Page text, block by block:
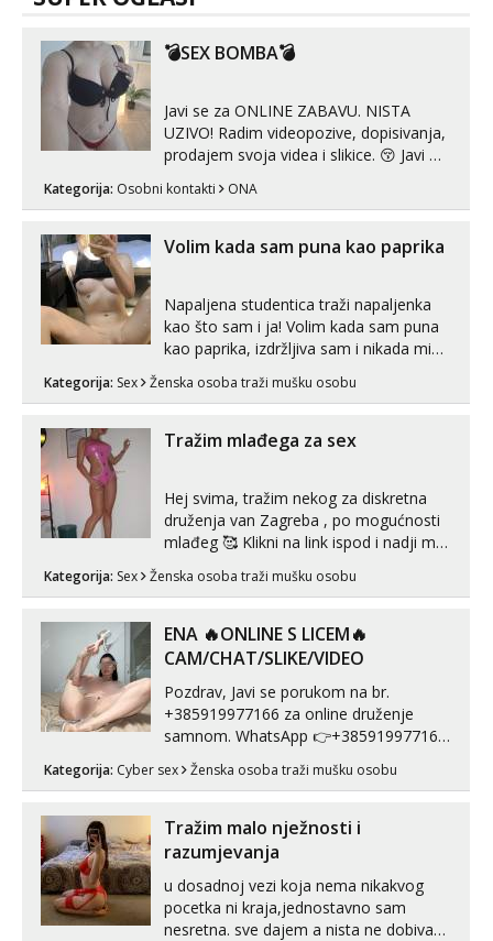
💣SEX BOMBA💣
Javi se za ONLINE ZABAVU. NISTA
UZIVO! Radim videopozive, dopisivanja,
prodajem svoja videa i slikice. 😚 Javi mi
Telegram. +385 91 723 0045
Kategorija: Osobni kontakti ONA
Volim kada sam puna kao paprika
Napaljena studentica traži napaljenka
kao što sam i ja! Volim kada sam puna
kao paprika, izdržljiva sam i nikada mi
puta dnevno bilo kad i bilo gdje zato se
link ispod i nadji me tamo, cekam te!
Kategorija: Sex Ženska osoba traži mušku osobu
Tražim mlađega za sex
Hej svima, tražim nekog za diskretna
druženja van Zagreba , po mogućnosti
mlađeg 🥰 Klikni na link ispod i nadji me
Kategorija: Sex Ženska osoba traži mušku osobu
ENA 🔥ONLINE S LICEM🔥
CAM/CHAT/SLIKE/VIDEO
Pozdrav, Javi se porukom na br.
+385919977166 za online druženje
samnom. WhatsApp 👉+385919977166
Telegram 👉@enafriedrichkis Radim
videopozive s licem, solo i s partnerom,
kombinacije halteri, haljine, štikle,
samostojeće itd. Nudim svakakva videa
seksa, puš...
Kategorija: Cyber sex Ženska osoba traži mušku osobu
Tražim malo nježnosti i
razumjevanja
u dosadnoj vezi koja nema nikakvog
pocetka ni kraja,jednostavno sam
nesretna. sve dajem a nista ne dobivam